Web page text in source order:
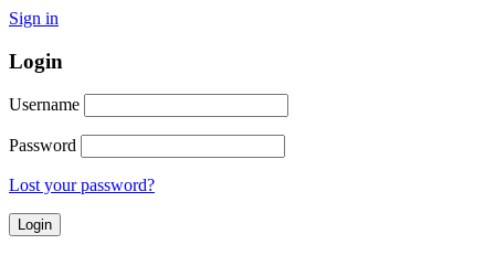
Sign in
Login
Username
Password
Lost your password?